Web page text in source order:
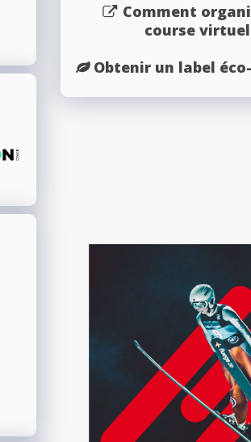
Comment
course
Obtenir un label